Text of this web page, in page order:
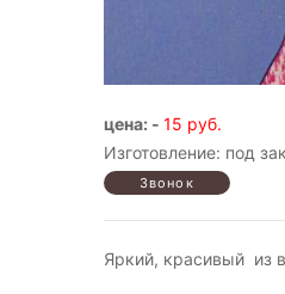
цена: - 15 руб.
Изготовление: под
Яркий, красивый из